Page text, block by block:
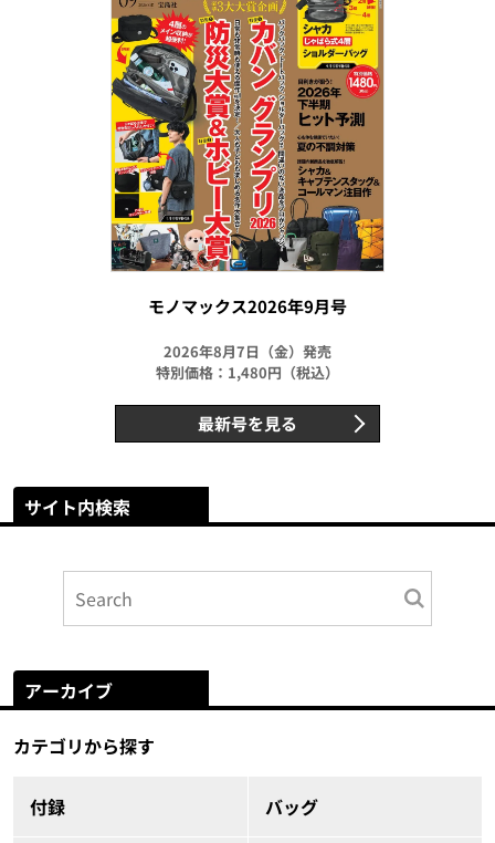
モノマックス2026年9月号
2026年8月7日（金）発売
特別価格：1,480円（税込）
最新号を見る
サイト内検索
アーカイブ
カテゴリから探す
付録 バッグ